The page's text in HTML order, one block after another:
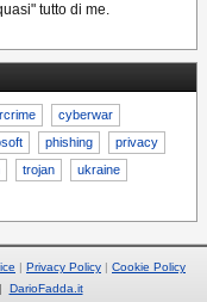
tutto di me.
cyberwar
phishing
privacy
trojan
ukraine
Privacy Policy
Cookie Policy
DarioFadda.it